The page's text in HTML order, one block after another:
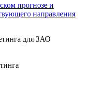
прогнозе и
направления
для ЗАО